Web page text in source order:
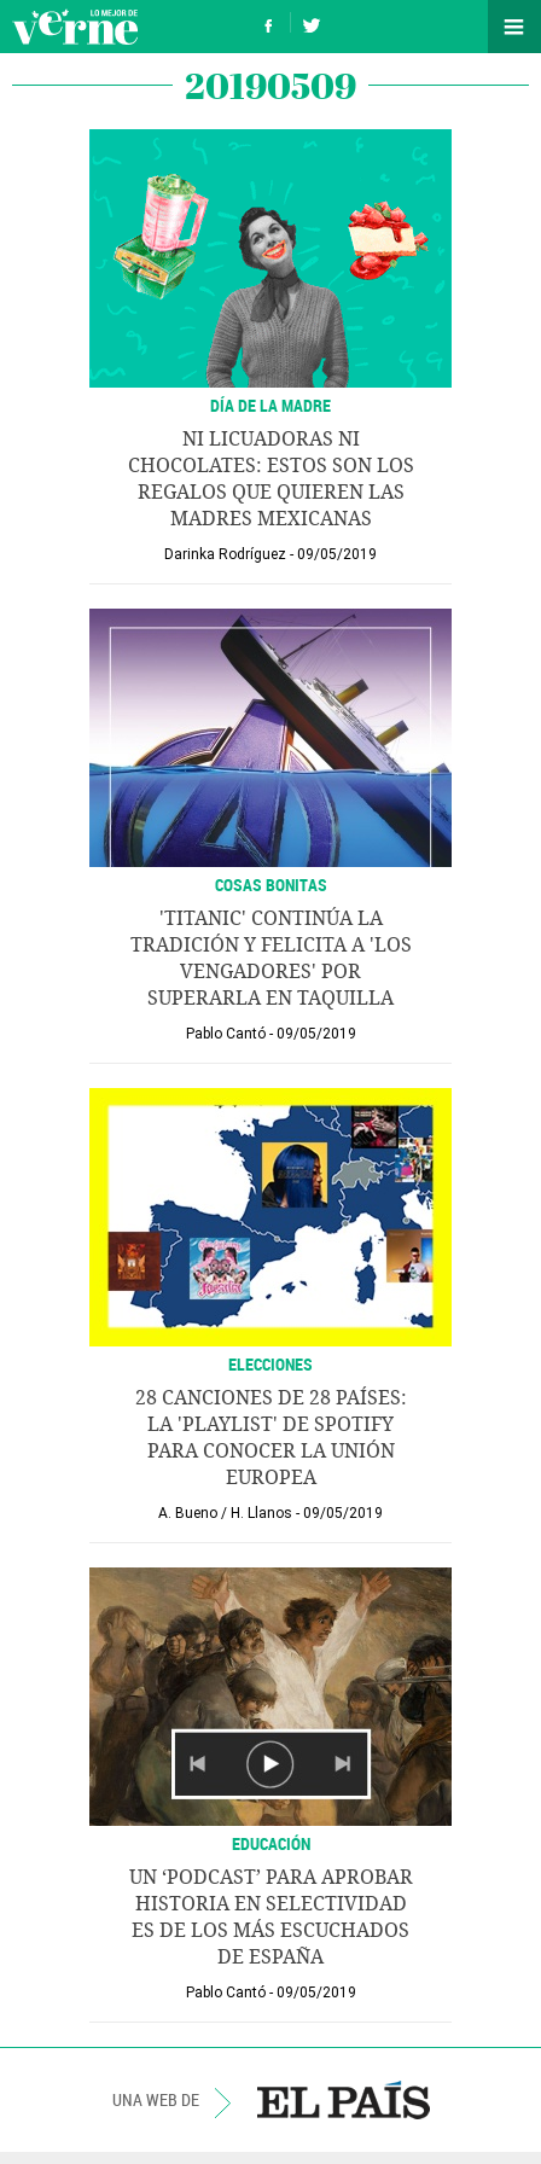
20190509
DÍA DE LA MADRE
NI LICUADORAS NI
CHOCOLATES: ESTOS SON LOS
REGALOS QUE QUIEREN LAS
MADRES MEXICANAS
Darinka Rodríguez 09/05/2019
COSAS BONITAS
'TITANIC' CONTINÚA LA
TRADICIÓN Y FELICITA A 'LOS
VENGADORES' POR
SUPERARLA EN TAQUILLA
Pablo Cantó 09/05/2019
ELECCIONES
28 CANCIONES DE 28 PAÍSES:
LA 'PLAYLIST' DE SPOTIFY
PARA CONOCER LA UNIÓN
EUROPEA
A. Bueno / H. Llanos 09/05/2019
EDUCACIÓN
UN ‘PODCAST’ PARA APROBAR
HISTORIA EN SELECTIVIDAD
ES DE LOS MÁS ESCUCHADOS
DE ESPAÑA
Pablo Cantó 09/05/2019
UNA WEB DE